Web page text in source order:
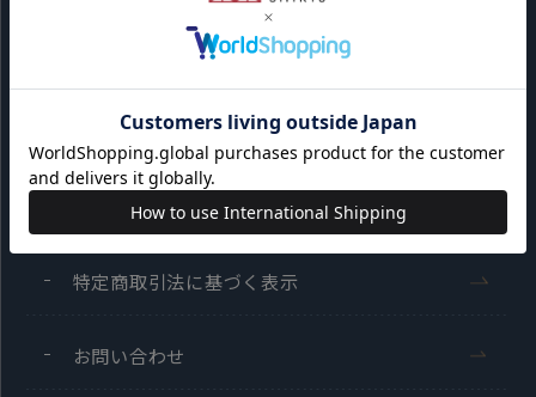
サイト利用規約
会員利用規約
プライバシーポリシー
特定商取引法に基づく表示
お問い合わせ